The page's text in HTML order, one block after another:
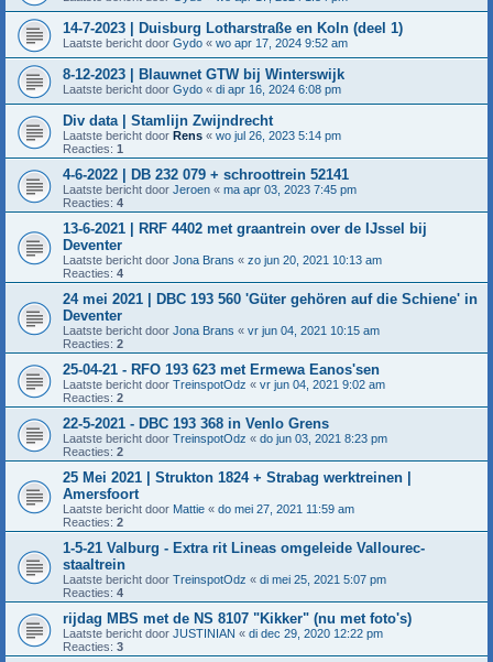
14-7-2023 | Duisburg Lotharstraße en Koln (deel 1)
Laatste bericht door Gydo « wo apr 17, 2024 9:52 am
8-12-2023 | Blauwnet GTW bij Winterswijk
Laatste bericht door Gydo « di apr 16, 2024 6:08 pm
Div data | Stamlijn Zwijndrecht
Laatste bericht door Rens « wo jul 26, 2023 5:14 pm
Reacties: 1
4-6-2022 | DB 232 079 + schroottrein 52141
Laatste bericht door Jeroen « ma apr 03, 2023 7:45 pm
Reacties: 4
13-6-2021 | RRF 4402 met graantrein over de IJssel bij
Deventer
Laatste bericht door Jona Brans « zo jun 20, 2021 10:13 am
Reacties: 4
24 mei 2021 | DBC 193 560 'Güter gehören auf die Schiene' in
Deventer
Laatste bericht door Jona Brans « vr jun 04, 2021 10:15 am
Reacties: 2
25-04-21 - RFO 193 623 met Ermewa Eanos'sen
Laatste bericht door TreinspotOdz « vr jun 04, 2021 9:02 am
Reacties: 2
22-5-2021 - DBC 193 368 in Venlo Grens
Laatste bericht door TreinspotOdz « do jun 03, 2021 8:23 pm
Reacties: 2
25 Mei 2021 | Strukton 1824 + Strabag werktreinen |
Amersfoort
Laatste bericht door Mattie « do mei 27, 2021 11:59 am
Reacties: 2
1-5-21 Valburg - Extra rit Lineas omgeleide Vallourec-
staaltrein
Laatste bericht door TreinspotOdz « di mei 25, 2021 5:07 pm
Reacties: 4
rijdag MBS met de NS 8107 "Kikker" (nu met foto's)
Laatste bericht door JUSTINIAN « di dec 29, 2020 12:22 pm
Reacties: 3